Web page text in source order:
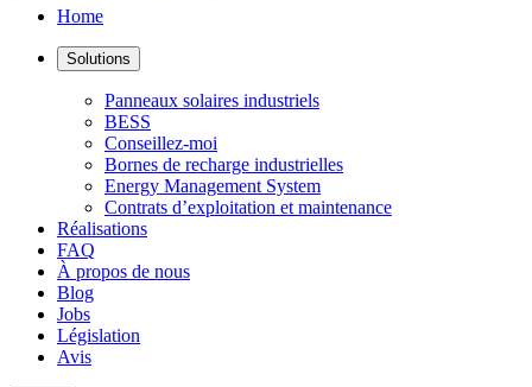
Home
Solutions
Panneaux solaires industriels
BESS
Conseillez-moi
Bornes de recharge industrielles
Energy Management System
Contrats d’exploitation et maintenance
Réalisations
FAQ
À propos de nous
Blog
Jobs
Législation
Avis